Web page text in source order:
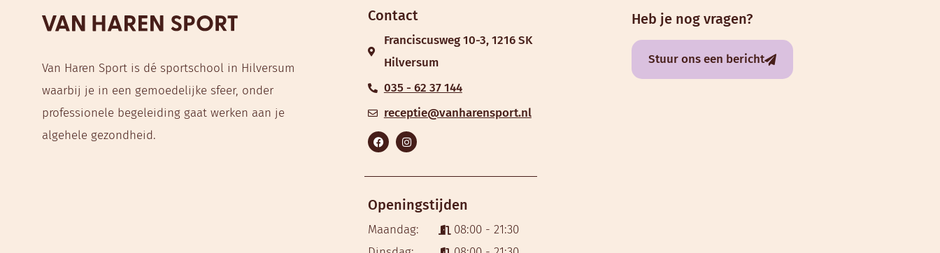
Van Haren Sport is dé sportschool in Hilversum
waarbij je in een gemoedelijke sfeer, onder
professionele begeleiding gaat werken aan je
algehele gezondheid.
Contact
Franciscusweg 10-3, 1216 SK
Hilversum
035 - 62 37 144
receptie@vanharensport.nl
Openingstijden
Maandag:
08:00 - 21:30
Heb je nog vragen?
Stuur ons een bericht